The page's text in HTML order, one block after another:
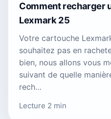
Comment recharger
Lexmark 25
Votre cartouche
souhaitez pas en
bien, nous allons vous
suivant de quelle
rech…
Lecture 2 min